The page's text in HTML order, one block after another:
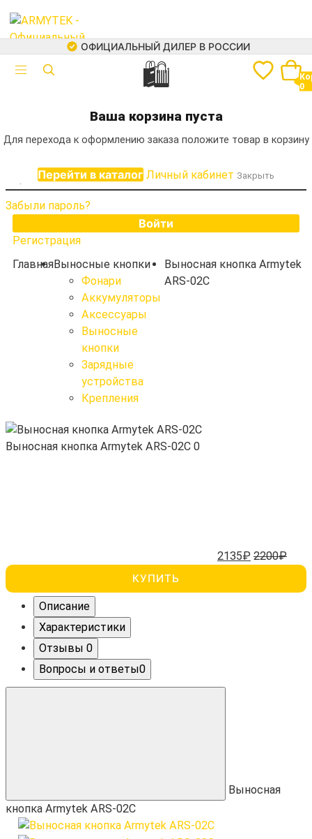
+7 (499) 460-05-73
0
Фонари
Аккумуляторы
Зарядные устройства
Крепления
Выносные кнопки
ОФИЦИАЛЬНЫЙ ДИЛЕР В РОССИИ
🛍
Ваша корзина пуста
Для перехода к оформлению заказа положите товар в корзину
Перейти в каталог Личный кабинет Закрыть
Авторизация
Забыли пароль?
Войти
Регистрация
ГлавнаяВыносные кнопки
Фонари
Аккумуляторы
Аксессуары
Выносные
кнопки
Зарядные
устройства
Крепления
Выносная кнопка Armytek
ARS-02C
Выносная кнопка Armytek ARS-02C 0
2135₽ 2200₽
КУПИТЬ
Описание
Характеристики
Отзывы 0
Вопросы и ответы0
Выносная
кнопка Armytek ARS-02C